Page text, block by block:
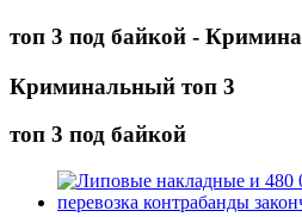
топ 3 под байкой -
Криминальный топ 3
топ 3 под байкой